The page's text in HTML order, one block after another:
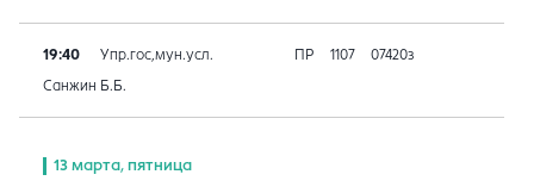
19:40 Упр.гос,мун.усл. ПР 1107 07420з
Санжин Б.Б.
13 марта, пятница